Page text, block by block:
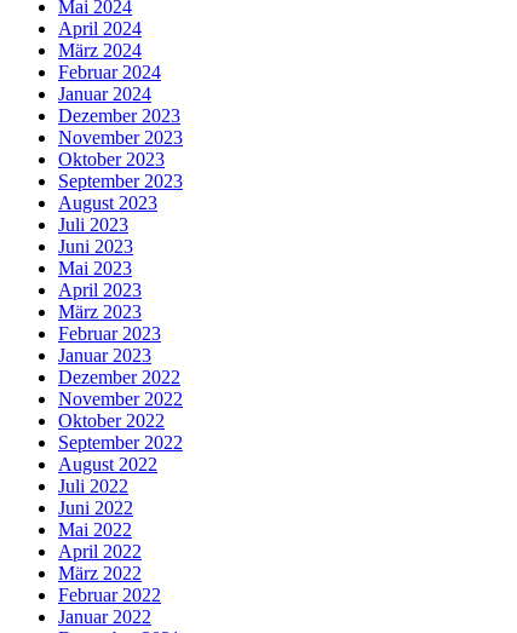
Mai 2024
April 2024
März 2024
Februar 2024
Januar 2024
Dezember 2023
November 2023
Oktober 2023
September 2023
August 2023
Juli 2023
Juni 2023
Mai 2023
April 2023
März 2023
Februar 2023
Januar 2023
Dezember 2022
November 2022
Oktober 2022
September 2022
August 2022
Juli 2022
Juni 2022
Mai 2022
April 2022
März 2022
Februar 2022
Januar 2022